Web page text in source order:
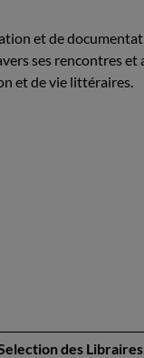
et de
ses rencontres et
et de vie littéraires.
des Libraires